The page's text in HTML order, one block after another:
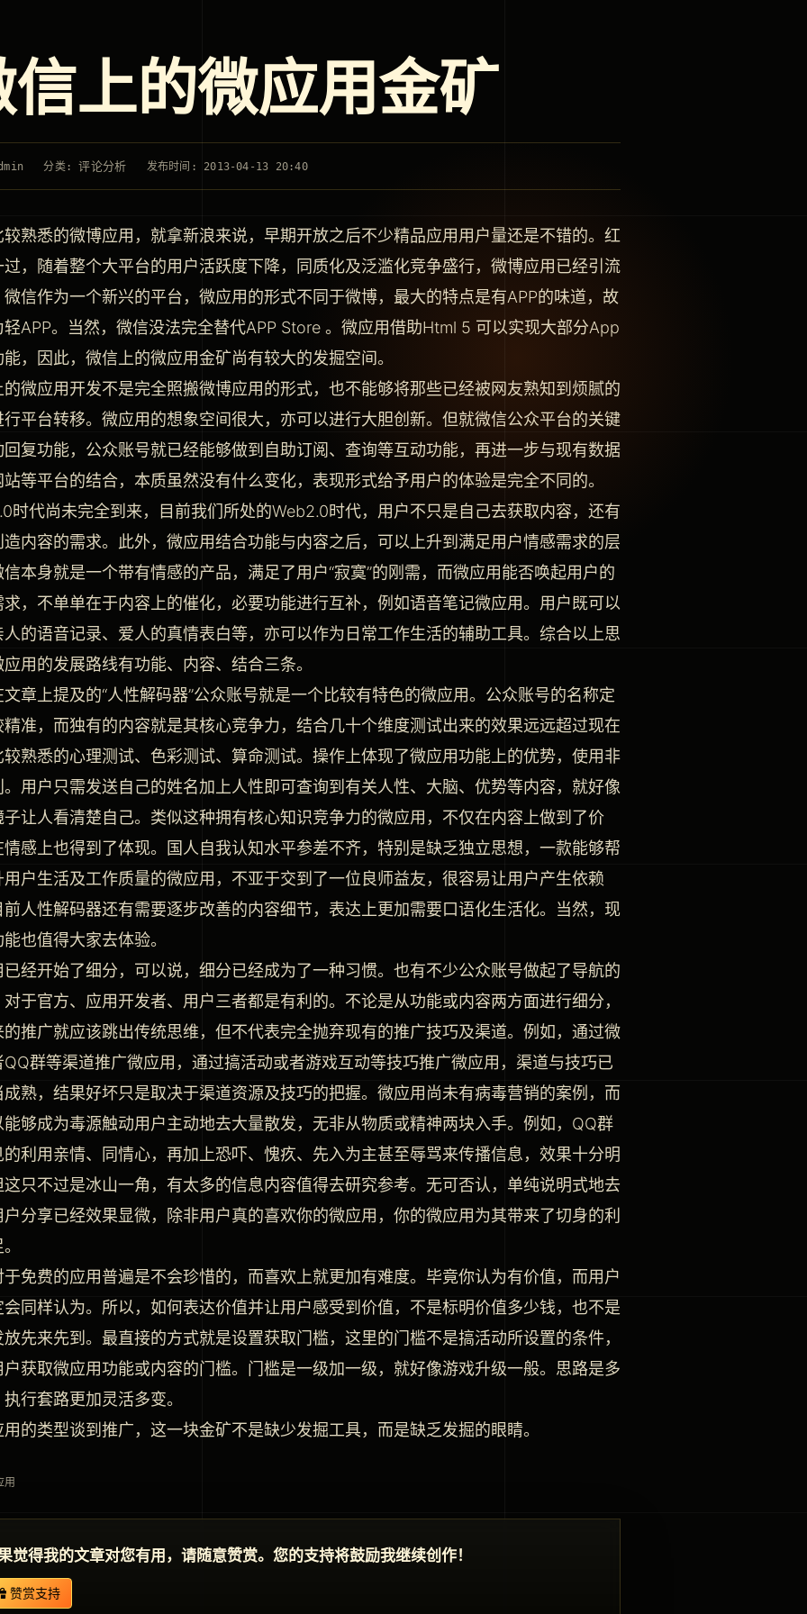
信上的微应用金矿
分类:评论分析 发布时间: 2013-04-13 20:40
较熟悉的微博应用，就拿新浪来说，早期开放之后不少精品应用用户量还是不错的。红
过，随着整个大平台的用户活跃度下降，同质化及泛滥化竞争盛行，微博应用已经引流
微信作为一个新兴的平台，微应用的形式不同于微博，最大的特点是有APP的味道，故
轻APP。当然，微信没法完全替代APP Store 。微应用借助Html 5 可以实现大部分App
，因此，微信上的微应用金矿尚有较大的发掘空间。
的微应用开发不是完全照搬微博应用的形式，也不能够将那些已经被网友熟知到烦腻的
行平台转移。微应用的想象空间很大，亦可以进行大胆创新。但就微信公众平台的关键
回复功能，公众账号就已经能够做到自助订阅、查询等互动功能，再进一步与现有数据
等平台的结合，本质虽然没有什么变化，表现形式给予用户的体验是完全不同的。
时代尚未完全到来，目前我们所处的Web2.0时代，用户不只是自己去获取内容，还有
造内容的需求。此外，微应用结合功能与内容之后，可以上升到满足用户情感需求的层
本身就是一个带有情感的产品，满足了用户“寂寞”的刚需，而微应用能否唤起用户的
求，不单单在于内容上的催化，必要功能进行互补，例如语音笔记微应用。用户既可以
人的语音记录、爱人的真情表白等，亦可以作为日常工作生活的辅助工具。综合以上思
用的发展路线有功能、内容、结合三条。
章上提及的“人性解码器”公众账号就是一个比较有特色的微应用。公众账号的名称定
精准，而独有的内容就是其核心竞争力，结合几十个维度测试出来的效果远远超过现在
较熟悉的心理测试、色彩测试、算命测试。操作上体现了微应用功能上的优势，使用非
。用户只需发送自己的姓名加上人性即可查询到有关人性、大脑、优势等内容，就好像
子让人看清楚自己。类似这种拥有核心知识竞争力的微应用，不仅在内容上做到了价
情感上也得到了体现。国人自我认知水平参差不齐，特别是缺乏独立思想，一款能够帮
用户生活及工作质量的微应用，不亚于交到了一位良师益友，很容易让用户产生依赖
前人性解码器还有需要逐步改善的内容细节，表达上更加需要口语化生活化。当然，现
也值得大家去体验。
已经开始了细分，可以说，细分已经成为了一种习惯。也有不少公众账号做起了导航的
于官方、应用开发者、用户三者都是有利的。不论是从功能或内容两方面进行细分，
的推广就应该跳出传统思维，但不代表完全抛弃现有的推广技巧及渠道。例如，通过微
QQ群等渠道推广微应用，通过搞活动或者游戏互动等技巧推广微应用，渠道与技巧已
成熟，结果好坏只是取决于渠道资源及技巧的把握。微应用尚未有病毒营销的案例，而
能够成为毒源触动用户主动地去大量散发，无非从物质或精神两块入手。例如，QQ群
的利用亲情、同情心，再加上恐吓、愧疚、先入为主甚至辱骂来传播信息，效果十分明
这只不过是冰山一角，有太多的信息内容值得去研究参考。无可否认，单纯说明式地去
户分享已经效果显微，除非用户真的喜欢你的微应用，你的微应用为其带来了切身的利
于免费的应用普遍是不会珍惜的，而喜欢上就更加有难度。毕竟你认为有价值，而用户
会同样认为。所以，如何表达价值并让用户感受到价值，不是标明价值多少钱，也不是
先来先到。最直接的方式就是设置获取门槛，这里的门槛不是搞活动所设置的条件，
户获取微应用功能或内容的门槛。门槛是一级加一级，就好像游戏升级一般。思路是多
行套路更加灵活多变。
的类型谈到推广，这一块金矿不是缺少发掘工具，而是缺乏发掘的眼睛。
用
觉得我的文章对您有用，请随意赞赏。您的支持将鼓励我继续创作！
赞赏支持